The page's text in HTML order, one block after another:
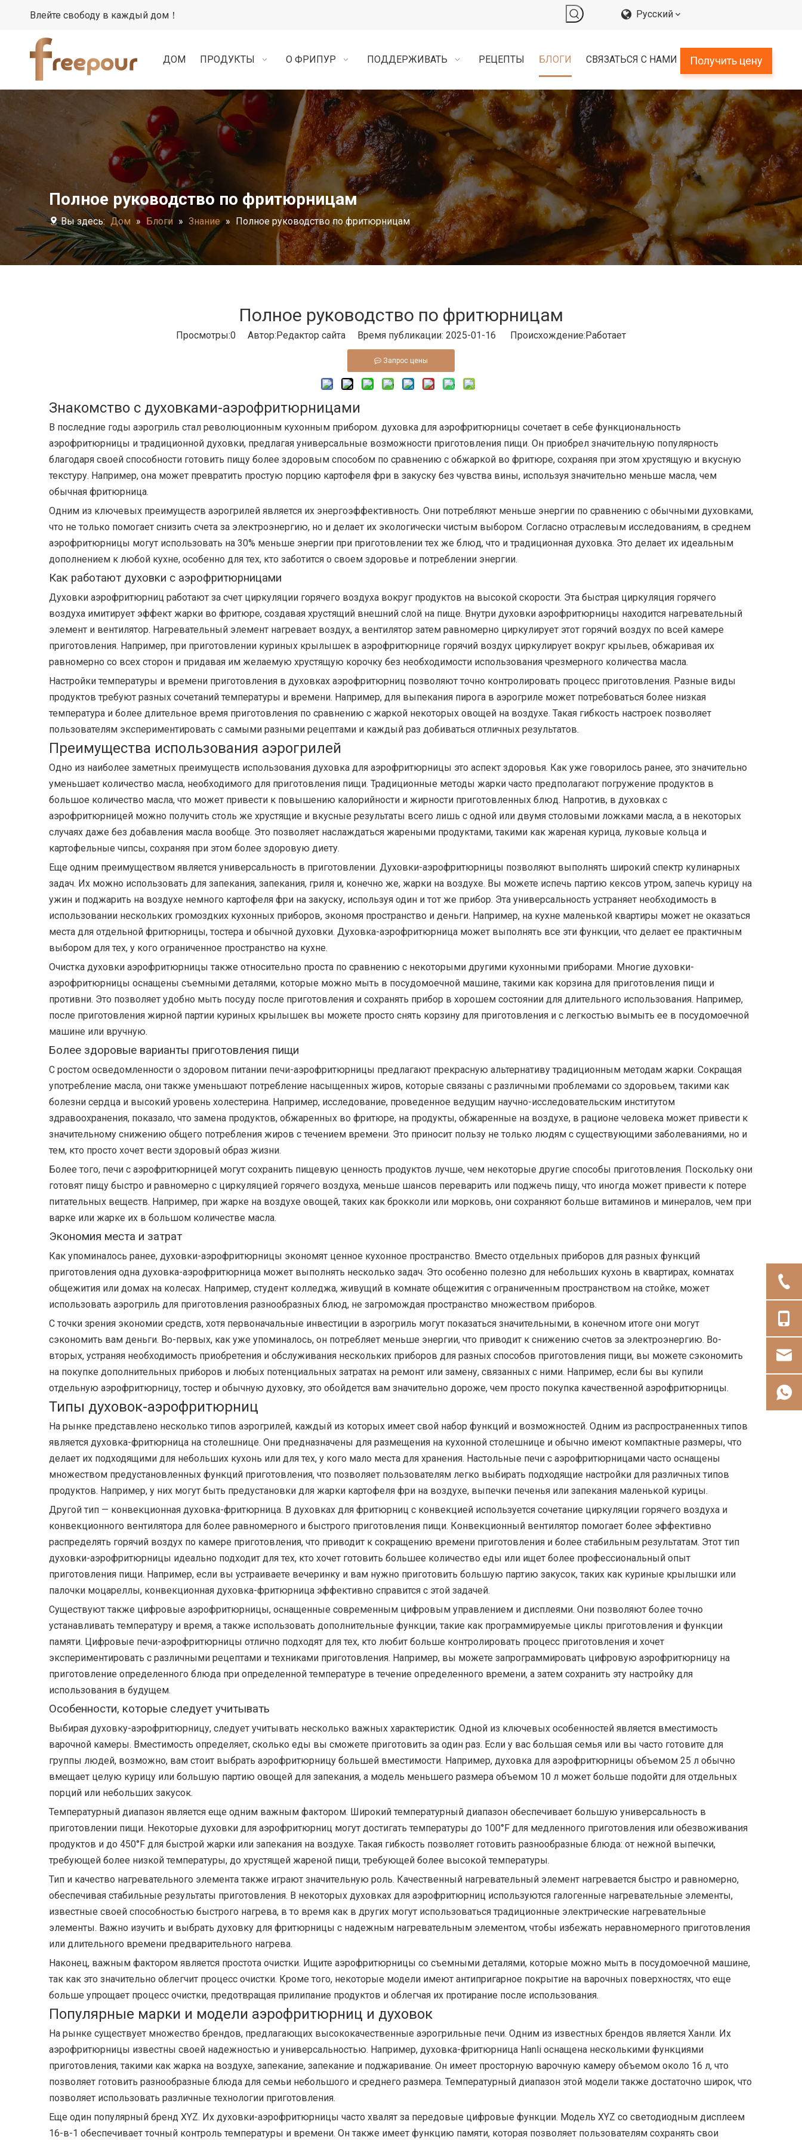
Влейте свободу в каждый дом！ Pусский
ДОМ ПРОДУКТЫ О ФРИПУР ПОДДЕРЖИВАТЬ РЕЦЕПТЫ БЛОГИ СВЯЗАТЬСЯ С НАМИ Получить цену
Полное руководство по фритюрницам
Вы здесь: Дом » Блоги » Знание » Полное руководство по фритюрницам
Полное руководство по фритюрницам
Просмотры:0 Автор:Pедактор сайта Время публикации: 2025-01-16 Происхождение:Работает
Запрос цены
Знакомство с духовками-аэрофритюрницами
В последние годы аэрогриль стал революционным кухонным прибором. духовка для аэрофритюрницы сочетает в себе функциональность
аэрофритюрницы и традиционной духовки, предлагая универсальные возможности приготовления пищи. Он приобрел значительную популярность
благодаря своей способности готовить пищу более здоровым способом по сравнению с обжаркой во фритюре, сохраняя при этом хрустящую и вкусную
текстуру. Например, она может превратить простую порцию картофеля фри в закуску без чувства вины, используя значительно меньше масла, чем
обычная фритюрница.
Одним из ключевых преимуществ аэрогрилей является их энергоэффективность. Они потребляют меньше энергии по сравнению с обычными духовками,
что не только помогает снизить счета за электроэнергию, но и делает их экологически чистым выбором. Согласно отраслевым исследованиям, в среднем
аэрофритюрницы могут использовать на 30% меньше энергии при приготовлении тех же блюд, что и традиционная духовка. Это делает их идеальным
дополнением к любой кухне, особенно для тех, кто заботится о своем здоровье и потреблении энергии.
Как работают духовки с аэрофритюрницами
Духовки аэрофритюрниц работают за счет циркуляции горячего воздуха вокруг продуктов на высокой скорости. Эта быстрая циркуляция горячего
воздуха имитирует эффект жарки во фритюре, создавая хрустящий внешний слой на пище. Внутри духовки аэрофритюрницы находится нагревательный
элемент и вентилятор. Нагревательный элемент нагревает воздух, а вентилятор затем равномерно циркулирует этот горячий воздух по всей камере
приготовления. Например, при приготовлении куриных крылышек в аэрофритюрнице горячий воздух циркулирует вокруг крыльев, обжаривая их
равномерно со всех сторон и придавая им желаемую хрустящую корочку без необходимости использования чрезмерного количества масла.
Настройки температуры и времени приготовления в духовках аэрофритюрниц позволяют точно контролировать процесс приготовления. Разные виды
продуктов требуют разных сочетаний температуры и времени. Например, для выпекания пирога в аэрогриле может потребоваться более низкая
температура и более длительное время приготовления по сравнению с жаркой некоторых овощей на воздухе. Такая гибкость настроек позволяет
пользователям экспериментировать с самыми разными рецептами и каждый раз добиваться отличных результатов.
Преимущества использования аэрогрилей
Одно из наиболее заметных преимуществ использования духовка для аэрофритюрницы это аспект здоровья. Как уже говорилось ранее, это значительно
уменьшает количество масла, необходимого для приготовления пищи. Традиционные методы жарки часто предполагают погружение продуктов в
большое количество масла, что может привести к повышению калорийности и жирности приготовленных блюд. Напротив, в духовках с
аэрофритюрницей можно получить столь же хрустящие и вкусные результаты всего лишь с одной или двумя столовыми ложками масла, а в некоторых
случаях даже без добавления масла вообще. Это позволяет наслаждаться жареными продуктами, такими как жареная курица, луковые кольца и
картофельные чипсы, сохраняя при этом более здоровую диету.
Еще одним преимуществом является универсальность в приготовлении. Духовки-аэрофритюрницы позволяют выполнять широкий спектр кулинарных
задач. Их можно использовать для запекания, запекания, гриля и, конечно же, жарки на воздухе. Вы можете испечь партию кексов утром, запечь курицу на
ужин и поджарить на воздухе немного картофеля фри на закуску, используя один и тот же прибор. Эта универсальность устраняет необходимость в
использовании нескольких громоздких кухонных приборов, экономя пространство и деньги. Например, на кухне маленькой квартиры может не оказаться
места для отдельной фритюрницы, тостера и обычной духовки. Духовка-аэрофритюрница может выполнять все эти функции, что делает ее практичным
выбором для тех, у кого ограниченное пространство на кухне.
Очистка духовки аэрофритюрницы также относительно проста по сравнению с некоторыми другими кухонными приборами. Многие духовки-
аэрофритюрницы оснащены съемными деталями, которые можно мыть в посудомоечной машине, такими как корзина для приготовления пищи и
противни. Это позволяет удобно мыть посуду после приготовления и сохранять прибор в хорошем состоянии для длительного использования. Например,
после приготовления жирной партии куриных крылышек вы можете просто снять корзину для приготовления и с легкостью вымыть ее в посудомоечной
машине или вручную.
Более здоровые варианты приготовления пищи
С ростом осведомленности о здоровом питании печи-аэрофритюрницы предлагают прекрасную альтернативу традиционным методам жарки. Сокращая
употребление масла, они также уменьшают потребление насыщенных жиров, которые связаны с различными проблемами со здоровьем, такими как
болезни сердца и высокий уровень холестерина. Например, исследование, проведенное ведущим научно-исследовательским институтом
здравоохранения, показало, что замена продуктов, обжаренных во фритюре, на продукты, обжаренные на воздухе, в рационе человека может привести к
значительному снижению общего потребления жиров с течением времени. Это приносит пользу не только людям с существующими заболеваниями, но и
тем, кто просто хочет вести здоровый образ жизни.
Более того, печи с аэрофритюрницей могут сохранить пищевую ценность продуктов лучше, чем некоторые другие способы приготовления. Поскольку они
готовят пищу быстро и равномерно с циркуляцией горячего воздуха, меньше шансов переварить или поджечь пищу, что иногда может привести к потере
питательных веществ. Например, при жарке на воздухе овощей, таких как брокколи или морковь, они сохраняют больше витаминов и минералов, чем при
варке или жарке их в большом количестве масла.
Экономия места и затрат
Как упоминалось ранее, духовки-аэрофритюрницы экономят ценное кухонное пространство. Вместо отдельных приборов для разных функций
приготовления одна духовка-аэрофритюрница может выполнять несколько задач. Это особенно полезно для небольших кухонь в квартирах, комнатах
общежития или домах на колесах. Например, студент колледжа, живущий в комнате общежития с ограниченным пространством на стойке, может
использовать аэрогриль для приготовления разнообразных блюд, не загромождая пространство множеством приборов.
С точки зрения экономии средств, хотя первоначальные инвестиции в аэрогриль могут показаться значительными, в конечном итоге они могут
сэкономить вам деньги. Во-первых, как уже упоминалось, он потребляет меньше энергии, что приводит к снижению счетов за электроэнергию. Во-
вторых, устраняя необходимость приобретения и обслуживания нескольких приборов для разных способов приготовления пищи, вы можете сэкономить
на покупке дополнительных приборов и любых потенциальных затратах на ремонт или замену, связанных с ними. Например, если бы вы купили
отдельную аэрофритюрницу, тостер и обычную духовку, это обойдется вам значительно дороже, чем просто покупка качественной аэрофритюрницы.
Типы духовок-аэрофритюрниц
На рынке представлено несколько типов аэрогрилей, каждый из которых имеет свой набор функций и возможностей. Одним из распространенных типов
является духовка-фритюрница на столешнице. Они предназначены для размещения на кухонной столешнице и обычно имеют компактные размеры, что
делает их подходящими для небольших кухонь или для тех, у кого мало места для хранения. Настольные печи с аэрофритюрницами часто оснащены
множеством предустановленных функций приготовления, что позволяет пользователям легко выбирать подходящие настройки для различных типов
продуктов. Например, у них могут быть предустановки для жарки картофеля фри на воздухе, выпечки печенья или запекания маленькой курицы.
Другой тип — конвекционная духовка-фритюрница. В духовках для фритюрниц с конвекцией используется сочетание циркуляции горячего воздуха и
конвекционного вентилятора для более равномерного и быстрого приготовления пищи. Конвекционный вентилятор помогает более эффективно
распределять горячий воздух по камере приготовления, что приводит к сокращению времени приготовления и более стабильным результатам. Этот тип
духовки-аэрофритюрницы идеально подходит для тех, кто хочет готовить большее количество еды или ищет более профессиональный опыт
приготовления пищи. Например, если вы устраиваете вечеринку и вам нужно приготовить большую партию закусок, таких как куриные крылышки или
палочки моцареллы, конвекционная духовка-фритюрница эффективно справится с этой задачей.
Существуют также цифровые аэрофритюрницы, оснащенные современным цифровым управлением и дисплеями. Они позволяют более точно
устанавливать температуру и время, а также использовать дополнительные функции, такие как программируемые циклы приготовления и функции
памяти. Цифровые печи-аэрофритюрницы отлично подходят для тех, кто любит больше контролировать процесс приготовления и хочет
экспериментировать с различными рецептами и техниками приготовления. Например, вы можете запрограммировать цифровую аэрофритюрницу на
приготовление определенного блюда при определенной температуре в течение определенного времени, а затем сохранить эту настройку для
использования в будущем.
Особенности, которые следует учитывать
Выбирая духовку-аэрофритюрницу, следует учитывать несколько важных характеристик. Одной из ключевых особенностей является вместимость
варочной камеры. Вместимость определяет, сколько еды вы сможете приготовить за один раз. Если у вас большая семья или вы часто готовите для
группы людей, возможно, вам стоит выбрать аэрофритюрницу большей вместимости. Например, духовка для аэрофритюрницы объемом 25 л обычно
вмещает целую курицу или большую партию овощей для запекания, а модель меньшего размера объемом 10 л может больше подойти для отдельных
порций или небольших закусок.
Температурный диапазон является еще одним важным фактором. Широкий температурный диапазон обеспечивает большую универсальность в
приготовлении пищи. Некоторые духовки для аэрофритюрниц могут достигать температуры до 100°F для медленного приготовления или обезвоживания
продуктов и до 450°F для быстрой жарки или запекания на воздухе. Такая гибкость позволяет готовить разнообразные блюда: от нежной выпечки,
требующей более низкой температуры, до хрустящей жареной пищи, требующей более высокой температуры.
Тип и качество нагревательного элемента также играют значительную роль. Качественный нагревательный элемент нагревается быстро и равномерно,
обеспечивая стабильные результаты приготовления. В некоторых духовках для аэрофритюрниц используются галогенные нагревательные элементы,
известные своей способностью быстрого нагрева, в то время как в других могут использоваться традиционные электрические нагревательные
элементы. Важно изучить и выбрать духовку для фритюрницы с надежным нагревательным элементом, чтобы избежать неравномерного приготовления
или длительного времени предварительного нагрева.
Наконец, важным фактором является простота очистки. Ищите аэрофритюрницы со съемными деталями, которые можно мыть в посудомоечной машине,
так как это значительно облегчит процесс очистки. Кроме того, некоторые модели имеют антипригарное покрытие на варочных поверхностях, что еще
больше упрощает процесс очистки, предотвращая прилипание продуктов и облегчая их протирание после использования.
Популярные марки и модели аэрофритюрниц и духовок
На рынке существует множество брендов, предлагающих высококачественные аэрогрильные печи. Одним из известных брендов является Ханли. Их
аэрофритюрницы известны своей надежностью и универсальностью. Например, духовка-фритюрница Hanli оснащена несколькими функциями
приготовления, такими как жарка на воздухе, запекание, запекание и поджаривание. Он имеет просторную варочную камеру объемом около 16 л, что
позволяет готовить разнообразные блюда для семьи небольшого и среднего размера. Температурный диапазон этой модели также достаточно широк, что
позволяет использовать различные технологии приготовления.
Еще один популярный бренд XYZ. Их духовки-аэрофритюрницы часто хвалят за передовые цифровые функции. Модель XYZ со светодиодным дисплеем
16-в-1 обеспечивает точный контроль температуры и времени. Он также имеет функцию памяти, которая позволяет пользователям сохранять свои